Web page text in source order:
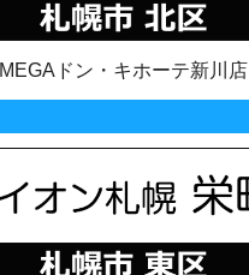
MEGAドン・キホーテ新川店